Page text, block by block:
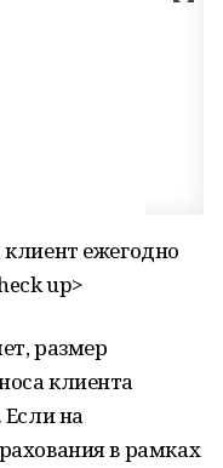
ежегодно
up>
размер
клиента
Если на
в рамках